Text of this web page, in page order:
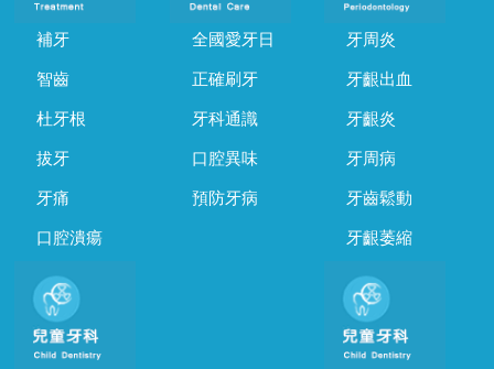
補牙
智齒
杜牙根
拔牙
牙痛
口腔潰瘍
全國愛牙日
正確刷牙
牙科通識
口腔異味
預防牙病
牙周炎
牙齦出血
牙齦炎
牙周病
牙齒鬆動
牙齦萎縮